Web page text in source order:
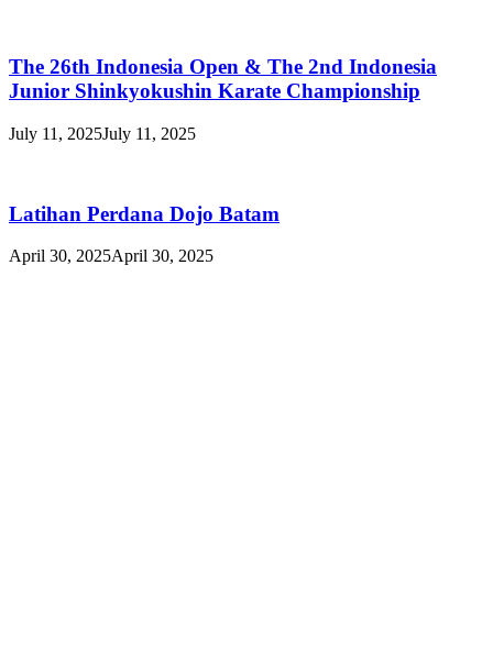
The 26th Indonesia Open & The 2nd Indonesia
Junior Shinkyokushin Karate Championship
July 11, 2025July 11, 2025
Latihan Perdana Dojo Batam
April 30, 2025April 30, 2025